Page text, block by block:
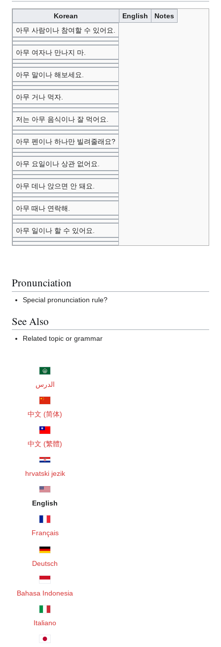
Korean English
Notes
아무 사람이나 참여할 수 있어요.
아무 여자나 만나지 마.
아무 말이나 해보세요.
아무 거나 먹자.
저는 아무 음식이나 잘 먹어요.
아무 펜이나 하나만 빌려줄래요?
아무 요일이나 상관 없어요.
아무 데나 앉으면 안 돼요.
아무 때나 연락해.
아무 일이나 할 수 있어요.
Pronunciation
Special pronunciation rule?
See Also
Related topic or grammar
الدرس
中文 (简体)
中文 (繁體)
hrvatski jezik
English
Français
Deutsch
Bahasa Indonesia
Italiano